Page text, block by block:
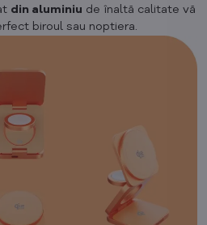
din aluminiu de înaltă calitate vă
biroul sau noptiera.